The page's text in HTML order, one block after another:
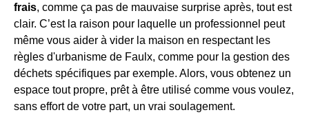
frais, comme ça pas de mauvaise surprise après, tout est
clair. C’est la raison pour laquelle un professionnel peut
même vous aider à vider la maison en respectant les
règles d'urbanisme de Faulx, comme pour la gestion des
déchets spécifiques par exemple. Alors, vous obtenez un
espace tout propre, prêt à être utilisé comme vous voulez,
sans effort de votre part, un vrai soulagement.